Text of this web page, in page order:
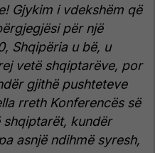
Gjykim i vdekshëm që
për një
Shqipëria u bë, u
vetë shqiptarëve, por
gjithë pushteteve
rreth Konferencës së
shqiptarët, kundër
asnjë ndihmë syresh,